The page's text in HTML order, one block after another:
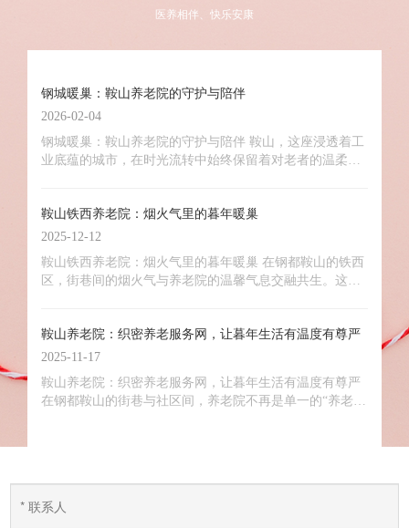
医养相伴、快乐安康
钢城暖巢：鞍山养老院的守护与陪伴
2026-02-04
钢城暖巢：鞍山养老院的守护与陪伴 鞍山，这座浸透着工
业底蕴的城市，在时光流转中始终保留着对老者的温柔。
的闲谈笑语，交织成一幅温暖的晚年生活画卷。在这里，
保障与陪伴并行，规范与温情相融，鞍山养老康复中心更
鞍山铁西养老院：烟火气里的暮年暖巢
2025-12-12
鞍山铁西养老院：烟火气里的暮年暖巢 在钢都鞍山的铁西
区，街巷间的烟火气与养老院的温馨气息交融共生。这里
老年人编织起一张有温度的养老保障网，让暮年生活在熟
悉的环境中尽显安心与惬意。
鞍山养老院：织密养老服务网，让暮年生活有温度有尊严
2025-11-17
鞍山养老院：织密养老服务网，让暮年生活有温度有尊严
在钢都鞍山的街巷与社区间，养老院不再是单一的“养老场